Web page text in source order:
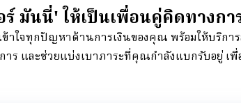
ร์ มันนี่' ให้เป็นเพื่อนคู่คิดทางก
จทุกปัญหาด้านการเงินของคุณ พร้อมให้บริการ
าร และช่วยแบ่งเบาภาระที่คุณกำลังแบกรับอยู่ เ